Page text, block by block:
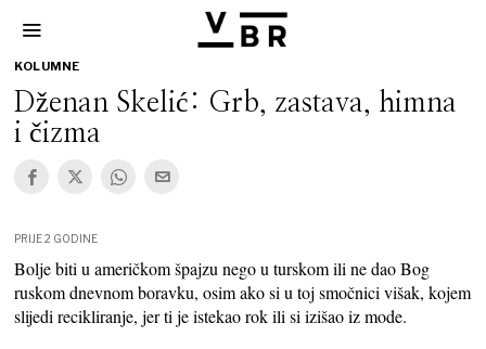
KOLUMNE
Dženan Skelić: Grb, zastava, himna
i čizma
PRIJE 2 GODINE
Bolje biti u američkom špajzu nego u turskom ili ne dao Bog
ruskom dnevnom boravku, osim ako si u toj smočnici višak, kojem
slijedi recikliranje, jer ti je istekao rok ili si izišao iz mode.